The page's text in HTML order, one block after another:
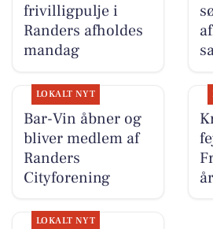
frivilligpulje i
Randers afholdes
mandag
LOKALT NYT
Bar-Vin åbner og
bliver medlem af
Randers
Cityforening
LOKALT NYT